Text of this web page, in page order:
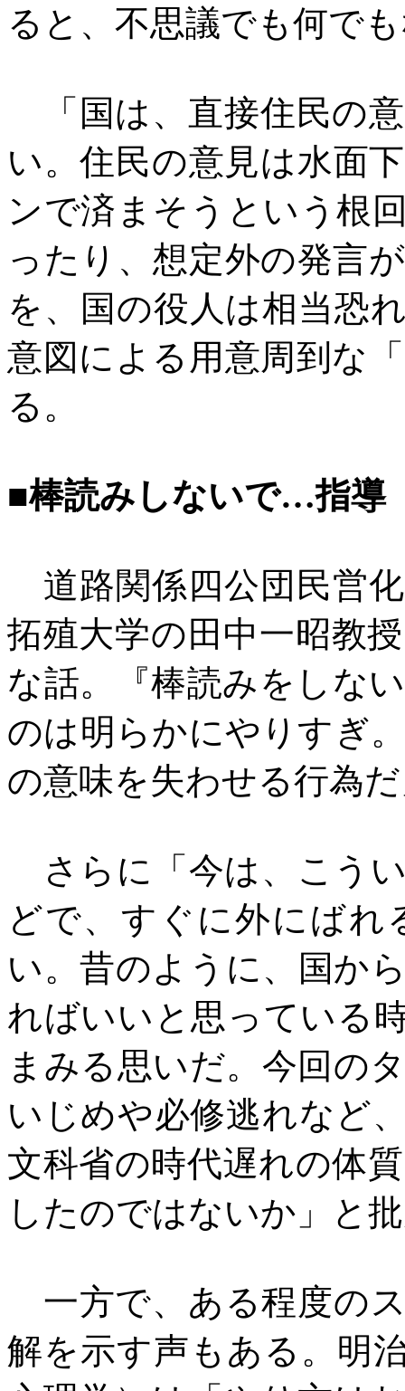
ると、不思議でも何で
「国は、直接住民の
い。住民の意見は水面
ンで済まそうという根
ったり、想定外の発言
を、国の役人は相当恐
意図による用意周到な
る。
■棒読みしないで…指導
道路関係四公団民営
拓殖大学の田中一昭教
な話。『棒読みをしな
のは明らかにやりすぎ
の意味を失わせる行為
さらに「今は、こう
どで、すぐに外にば
い。昔のように、国か
ればいいと思っている
まみる思いだ。今回の
いじめや必修逃れなど
文科省の時代遅れの体
したのではないか」と
一方で、ある程度の
解を示す声もある。明